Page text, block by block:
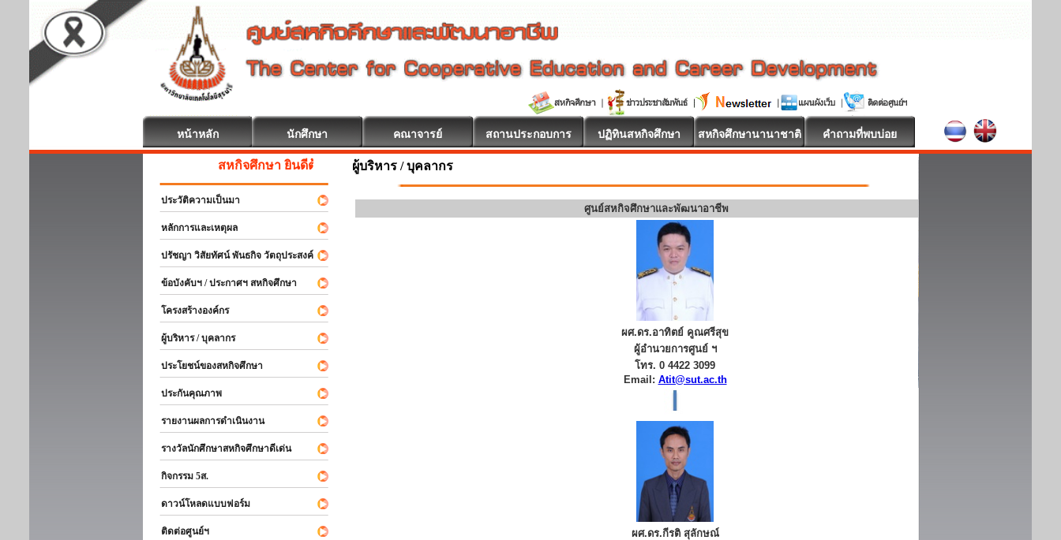
หน้าหลัก นักศึกษา คณาจารย์ สถานประกอบการ ปฏิทินสหกิจศึกษา สหกิจศึกษานานาชาติ คำถามที่พบบ่อย
สหกิจศึกษา ยินดีต้อนรับ
ประวัติความเป็นมา
หลักการและเหตุผล
ปรัชญา วิสัยทัศน์ พันธกิจ วัตถุประสงค์
ข้อบังคับฯ / ประกาศฯ สหกิจศึกษา
โครงสร้างองค์กร
ผู้บริหาร / บุคลากร
ประโยชน์ของสหกิจศึกษา
ประกันคุณภาพ
รายงานผลการดำเนินงาน
รางวัลนักศึกษาสหกิจศึกษาดีเด่น
กิจกรรม 5ส.
ดาวน์โหลดแบบฟอร์ม
ติดต่อศูนย์ฯ
ผู้บริหาร / บุคลากร
ศูนย์สหกิจศึกษาและพัฒนาอาชีพ
ผศ.ดร.อาทิตย์ คูณศรีสุข
ผู้อำนวยการศูนย์ ฯ
โทร. 0 4422 3099
Email: Atit@sut.ac.th
ผศ.ดร.กีรติ สุลักษณ์